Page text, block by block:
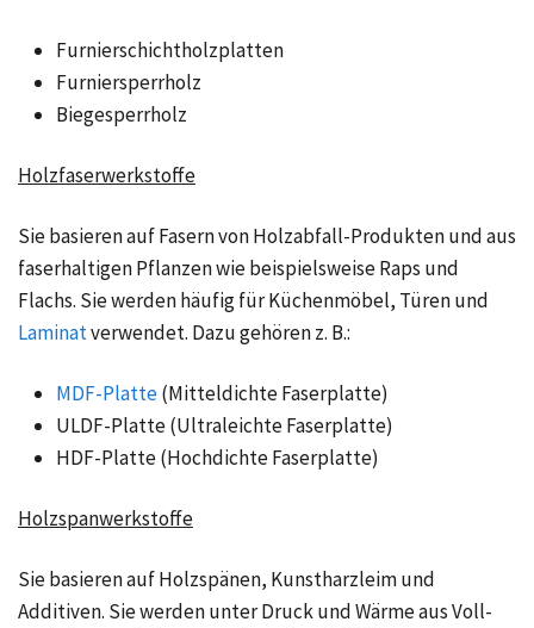
Furnierschichtholzplatten
Furniersperrholz
Biegesperrholz
Holzfaserwerkstoffe
Sie basieren auf Fasern von Holzabfall-Produkten und aus
faserhaltigen Pflanzen wie beispielsweise Raps und
Flachs. Sie werden häufig für Küchenmöbel, Türen und
Laminatverwendet. Dazu gehören z. B.:
MDF-Platte(Mitteldichte Faserplatte)
ULDF-Platte (Ultraleichte Faserplatte)
HDF-Platte (Hochdichte Faserplatte)
Holzspanwerkstoffe
Sie basieren auf Holzspänen, Kunstharzleim und
Additiven. Sie werden unter Druck und Wärme aus Voll-